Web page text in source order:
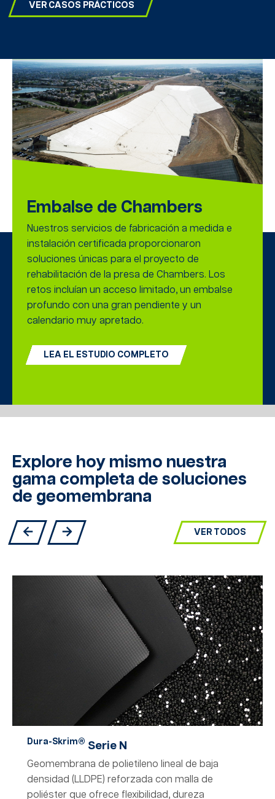
VER CASOS PRÁCTICOS
Embalse de Chambers
Nuestros servicios de fabricación a medida e
instalación certificada proporcionaron
soluciones únicas para el proyecto de
rehabilitación de la presa de Chambers. Los
retos incluían un acceso limitado, un embalse
profundo con una gran pendiente y un
calendario muy apretado.
LEA EL ESTUDIO COMPLETO
Explore hoy mismo nuestra
gama completa de soluciones
de geomembrana
VER TODOS
Dura-Skrim® Serie N
Geomembrana de polietileno lineal de baja
densidad (LLDPE) reforzada con malla de
poliéster que ofrece flexibilidad, dureza